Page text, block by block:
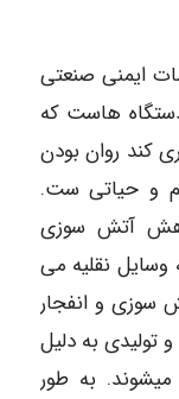
ایمنی صنعتی
هاست که
کند روان بودن
و حیاتی ست.
آتش سوزی
نقلیه می
سوزی و انفجار
تولیدی به دلیل
به طور